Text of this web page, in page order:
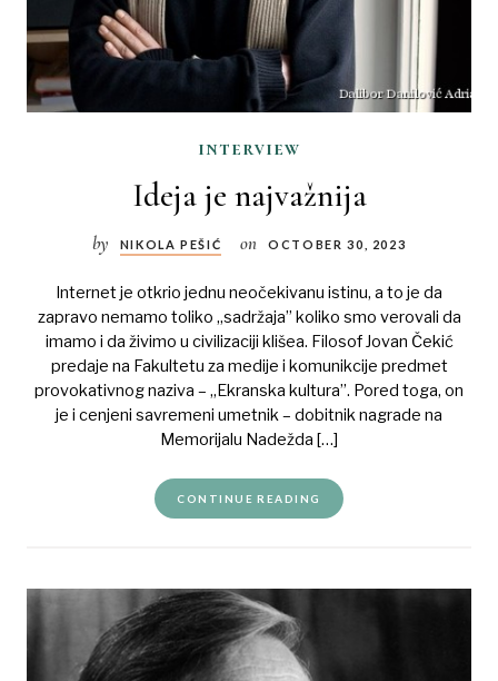
interview
Ideja je najvažnija
by NIKOLA PEŠIĆ on OCTOBER 30, 2023
Internet je otkrio jednu neočekivanu istinu, a to je da
zapravo nemamo toliko „sadržaja” koliko smo verovali da
imamo i da živimo u civilizaciji klišea. Filosof Jovan Čekić
predaje na Fakultetu za medije i komunikcije predmet
provokativnog naziva – „Ekranska kultura”. Pored toga, on
je i cenjeni savremeni umetnik – dobitnik nagrade na
Memorijalu Nadežda […]
CONTINUE READING